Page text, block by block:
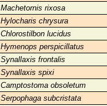
Machetornis rixosa
Hylocharis chrysura
Chlorostilbon lucidus
Hymenops perspicillatus
Synallaxis frontalis
Synallaxis spixi
Camptostoma obsoletum
Serpophaga subcristata